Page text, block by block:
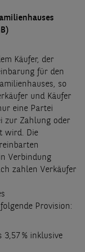
Käufer, der
für den
so
und Käufer
eine Partei
zur Zahlung oder
wird. Die
Verbindung
zahlen Verkäufer
Provision:
% inklusive